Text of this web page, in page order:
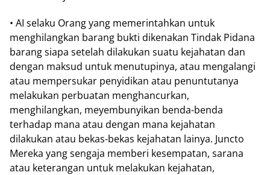
• AI selaku Orang yang memerintahkan untuk
menghilangkan barang bukti dikenakan Tindak Pidana
barang siapa setelah dilakukan suatu kejahatan dan
dengan maksud untuk menutupinya, atau mengalangi
atau mempersukar penyidikan atau penuntutanya
melakukan perbuatan menghancurkan,
menghilangkan, meyembunyikan benda-benda
terhadap mana atau dengan mana kejahatan
dilakukan atau bekas-bekas kejahatan lainya. Juncto
Mereka yang sengaja memberi kesempatan, sarana
atau keterangan untuk melakukan kejahatan,